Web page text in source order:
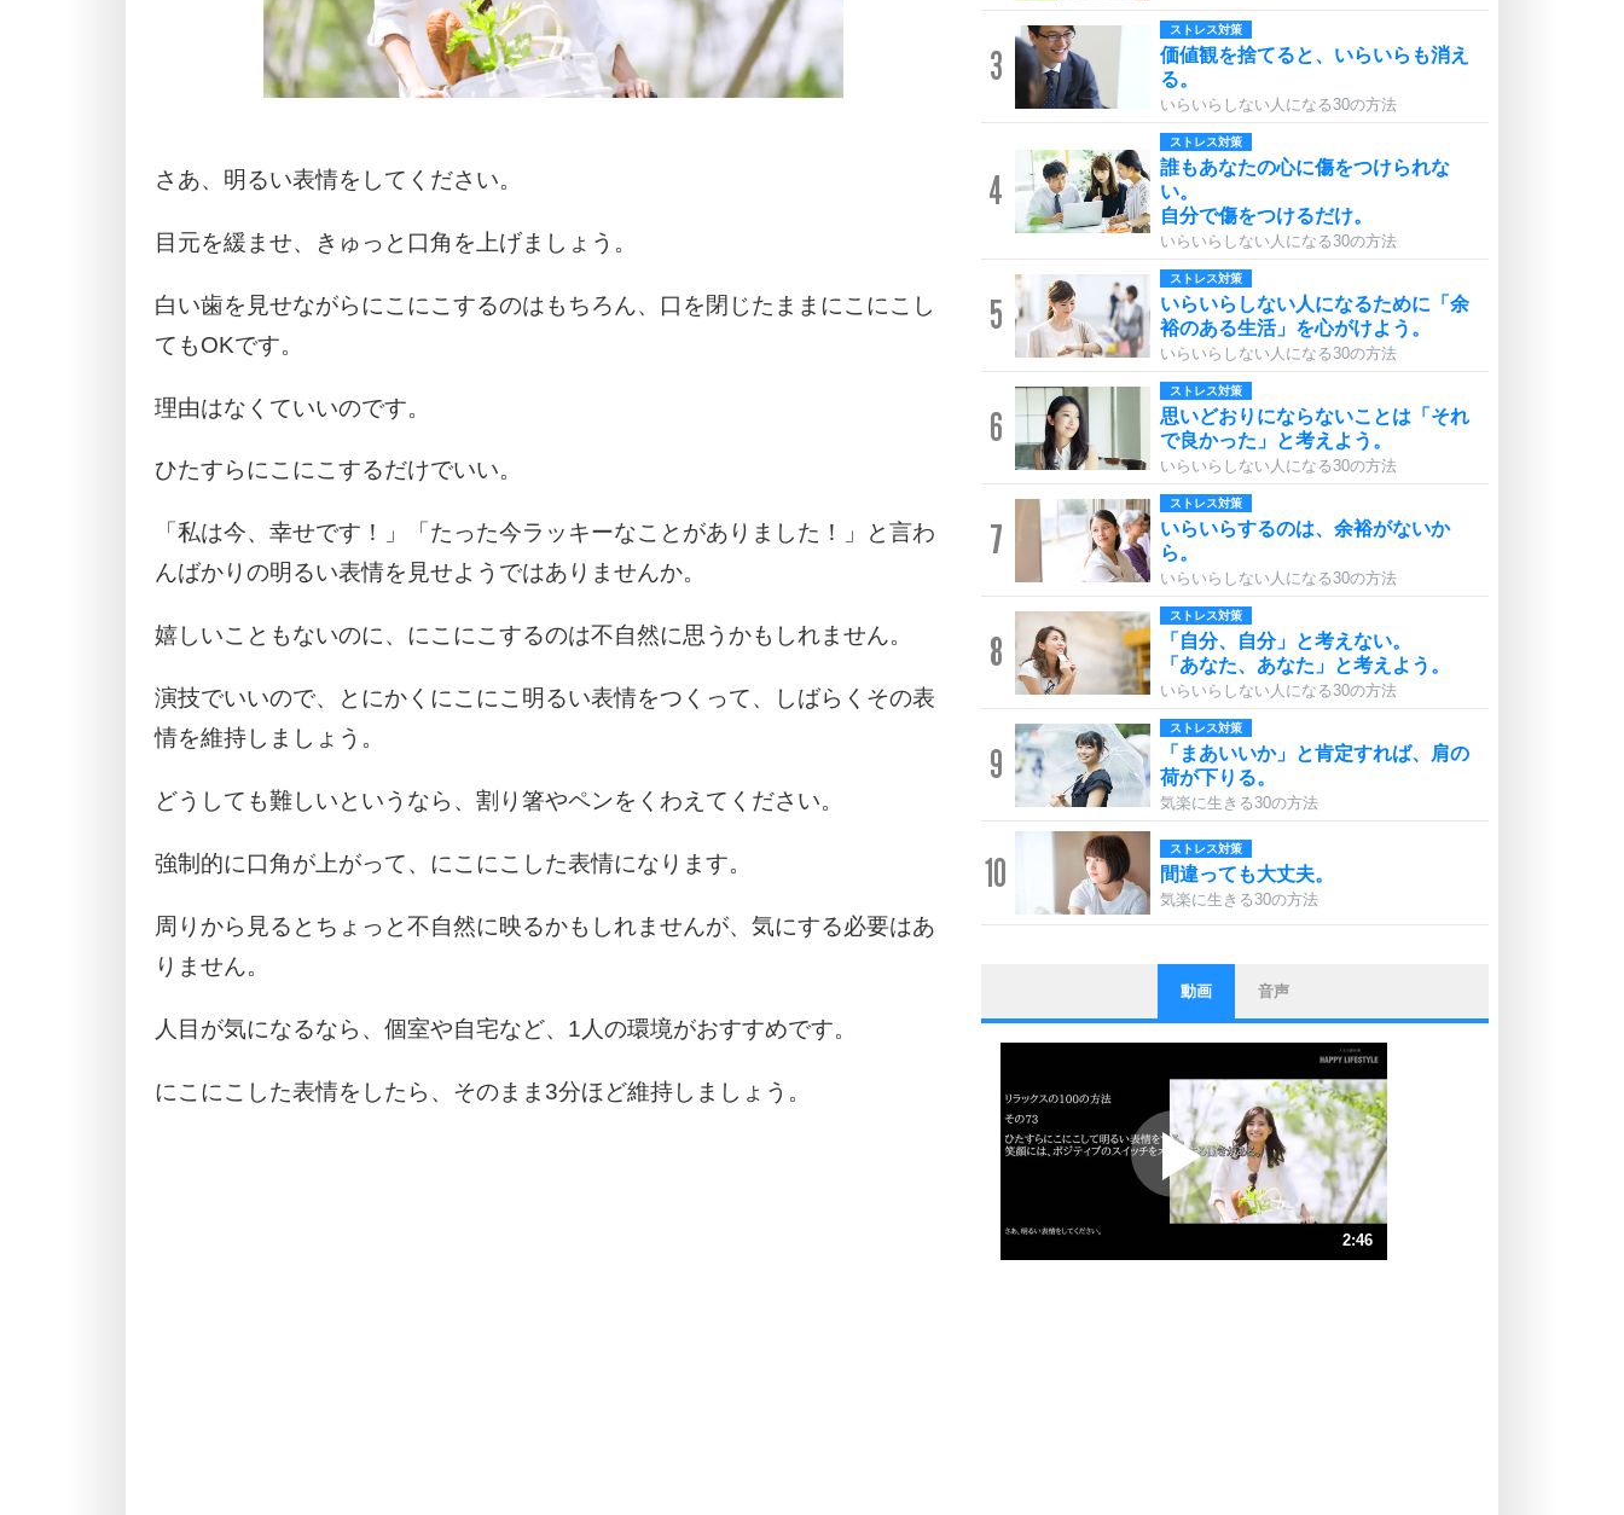
さあ、明るい表情をしてください。
目元を緩ませ、きゅっと口角を上げましょう。
白い歯を見せながらにこにこするのはもちろん、口を閉じたままにこにこし
てもOKです。
理由はなくていいのです。
ひたすらにこにこするだけでいい。
「私は今、幸せです！」「たった今ラッキーなことがありました！」と言わ
んばかりの明るい表情を見せようではありませんか。
嬉しいこともないのに、にこにこするのは不自然に思うかもしれません。
演技でいいので、とにかくにこにこ明るい表情をつくって、しばらくその表
情を維持しましょう。
どうしても難しいというなら、割り箸やペンをくわえてください。
強制的に口角が上がって、にこにこした表情になります。
周りから見るとちょっと不自然に映るかもしれませんが、気にする必要はあ
りません。
人目が気になるなら、個室や自宅など、1人の環境がおすすめです。
にこにこした表情をしたら、そのまま3分ほど維持しましょう。
3
ストレス対策
価値観を捨てると、いらいらも消え
る。
いらいらしない人になる30の方法
4
ストレス対策
誰もあなたの心に傷をつけられな
い。
自分で傷をつけるだけ。
いらいらしない人になる30の方法
5
ストレス対策
いらいらしない人になるために「余
裕のある生活」を心がけよう。
いらいらしない人になる30の方法
6
ストレス対策
思いどおりにならないことは「それ
で良かった」と考えよう。
いらいらしない人になる30の方法
7
ストレス対策
いらいらするのは、余裕がないか
ら。
いらいらしない人になる30の方法
8
ストレス対策
「自分、自分」と考えない。
「あなた、あなた」と考えよう。
いらいらしない人になる30の方法
9
ストレス対策
「まあいいか」と肯定すれば、肩の
荷が下りる。
気楽に生きる30の方法
10
ストレス対策
間違っても大丈夫。
気楽に生きる30の方法
1
ストレス対策
他人と比べない。
いっそのこと、他人を見ない。
プラス思考
ポジティブになれない原因は、行動
しないから。
ポジティブ思考になる30の方法
3
ストレス対策
動画 音声
2:46